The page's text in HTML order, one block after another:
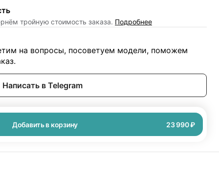
тройную стоимость заказа. Подробнее
на вопросы, посоветуем модели, поможем
Написать в Telegram
Добавить в корзину 23 990 ₽